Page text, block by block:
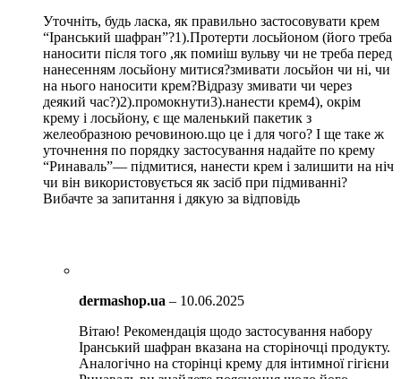
Уточніть, будь ласка, як правильно застосовувати крем
“Іранський шафран”?1).Протерти лосьйоном (його треба
наносити після того ,як помиіш вульву чи не треба перед
нанесенням лосьйону митися?змивати лосьйон чи ні, чи
на нього наносити крем?Відразу змивати чи через
деякий час?)2).промокнути3).нанести крем4), окрім
крему і лосьйону, є ще маленький пакетик з
желеобразною речовиною.що це і для чого? І ще таке ж
уточнення по порядку застосування надайте по крему
“Ринаваль”— підмитися, нанести крем і залишити на ніч
чи він використовується як засіб при підмиванні?
Вибачте за запитання і дякую за відповідь
dermashop.ua – 10.06.2025
Вітаю! Рекомендація щодо застосування набору
Іранський шафран вказана на сторіночці продукту.
Аналогічно на сторінці крему для інтимної гігієни